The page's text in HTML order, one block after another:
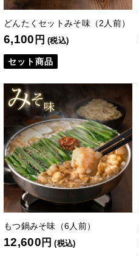
どんたくセットみそ味（2人前）
6,100 円 (税込)
セット商品
もつ鍋みそ味（6人前）
12,600 円 (税込)